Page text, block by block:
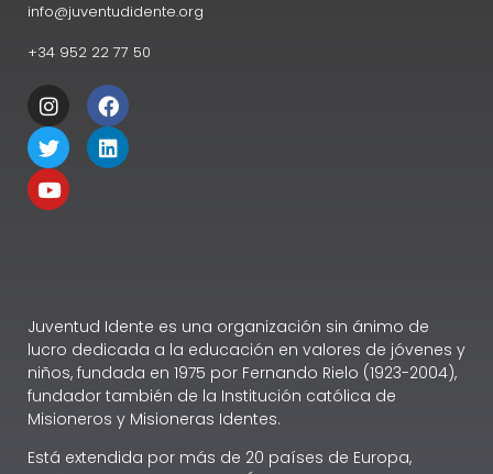
info@juventudidente.org
+34 952 22 77 50
Juventud Idente es una organización sin ánimo de
lucro dedicada a la educación en valores de jóvenes y
niños, fundada en 1975 por Fernando Rielo (1923-2004),
fundador también de la Institución católica de
Misioneros y Misioneras Identes.
Está extendida por más de 20 países de Europa,